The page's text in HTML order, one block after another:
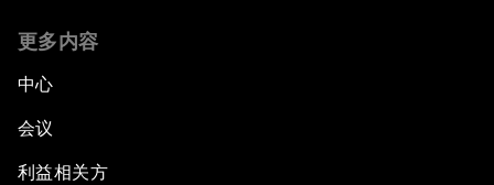
更多内容
中心
会议
利益相关方